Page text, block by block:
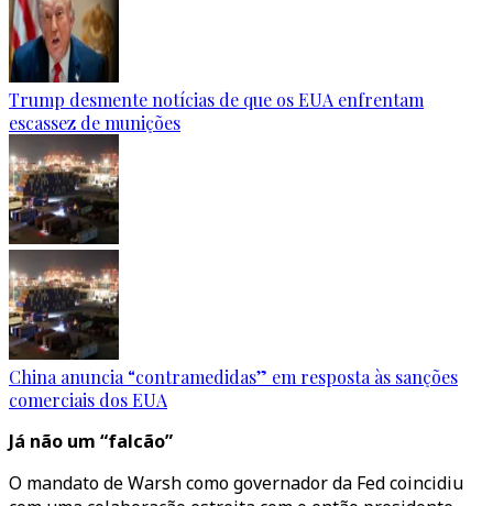
Trump desmente notícias de que os EUA enfrentam
escassez de munições
China anuncia “contramedidas” em resposta às sanções
comerciais dos EUA
Já não um “falcão”
O mandato de Warsh como governador da Fed coincidiu